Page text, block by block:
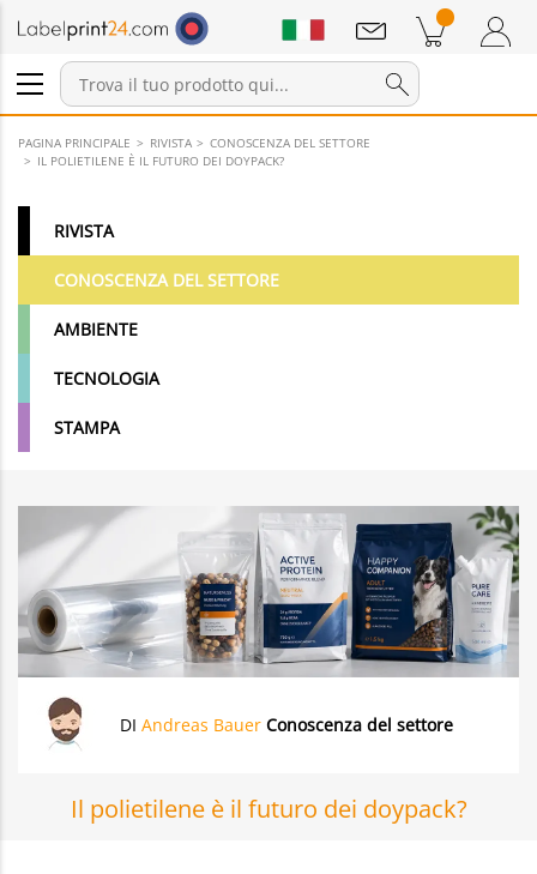
Accedi / Registrati
Prodotti nel carrello
Annunci
PAGINA PRINCIPALE RIVISTA
CONOSCENZA DEL SETTORE
IL POLIETILENE È IL FUTURO DEI DOYPACK?
RIVISTA
CONOSCENZA DEL SETTORE
AMBIENTE
TECNOLOGIA
STAMPA
DI Andreas Bauer Conoscenza del settore
Il polietilene è il futuro dei doypack?